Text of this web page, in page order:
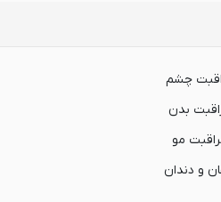
چشم
بدن
مو
و دندان